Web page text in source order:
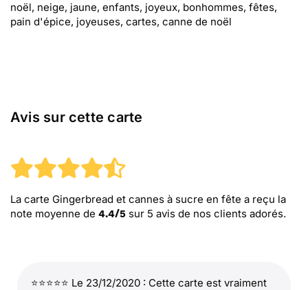
noël, neige, jaune, enfants, joyeux, bonhommes, fêtes,
pain d'épice, joyeuses, cartes, canne de noël
Avis sur cette carte
La carte Gingerbread et cannes à sucre en fête a reçu la
note moyenne de 4.4/5 sur 5 avis de nos clients adorés.
⭐⭐⭐⭐⭐ Le 23/12/2020 : Cette carte est vraiment